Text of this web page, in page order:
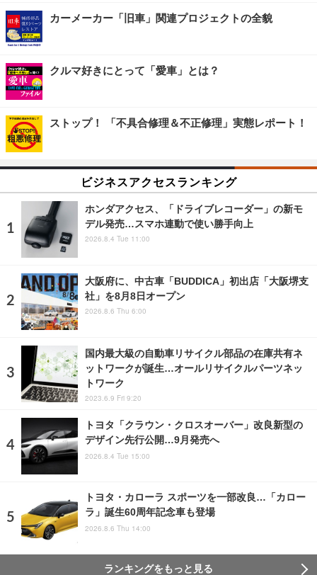
カーメーカー「旧車」関連プロジェクトの全貌
クルマ好きにとって「愛車」とは？
ストップ！ 「不具合修理＆不正修理」実態レポート！
ビジネスアクセスランキング
ホンダアクセス、「ドライブレコーダー」の新モ
デル発売…スマホ連動で使い勝手向上
2026.8.4 Tue 11:00
大阪府に、中古車「BUDDICA」初出店「大阪堺支
社」を8月8日オープン
2026.8.6 Thu 6:00
国内最大級の自動車リサイクル部品の在庫共有ネ
ットワークが誕生…オールリサイクルパーツネッ
トワーク
2023.6.9 Fri 9:20
トヨタ「クラウン・クロスオーバー」改良新型の
デザイン先行公開…9月発売へ
2026.8.4 Tue 15:00
トヨタ・カローラ スポーツを一部改良…「カロー
ラ」誕生60周年記念車も登場
2026.8.6 Thu 14:00
ランキングをもっと見る